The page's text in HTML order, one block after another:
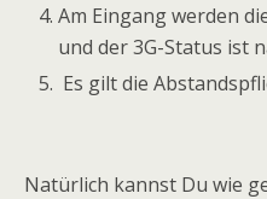
Am Eingang werden
und der 3G-Status ist
Es gilt die
Natürlich kannst Du wie